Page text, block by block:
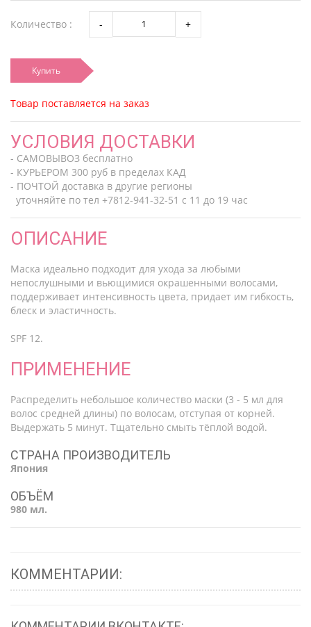
Количество :
Купить
Товар поставляется на заказ
УСЛОВИЯ ДОСТАВКИ
- САМОВЫВОЗ бесплатно
- КУРЬЕРОМ 300 руб в пределах КАД
- ПОЧТОЙ доставка в другие регионы
уточняйте по тел +7812-941-32-51 с 11 до 19 час
ОПИСАНИЕ
Маска идеально подходит для ухода за любыми
непослушными и вьющимися окрашенными волосами,
поддерживает интенсивность цвета, придает им гибкость,
блеск и эластичность.
SPF 12.
ПРИМЕНЕНИЕ
Распределить небольшое количество маски (3 - 5 мл для
волос средней длины) по волосам, отступая от корней.
Выдержать 5 минут. Тщательно смыть тёплой водой.
СТРАНА ПРОИЗВОДИТЕЛЬ
Япония
ОБЪЁМ
980 мл.
КОММЕНТАРИИ: